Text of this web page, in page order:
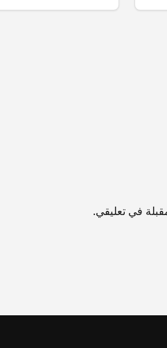
في تعليقي.